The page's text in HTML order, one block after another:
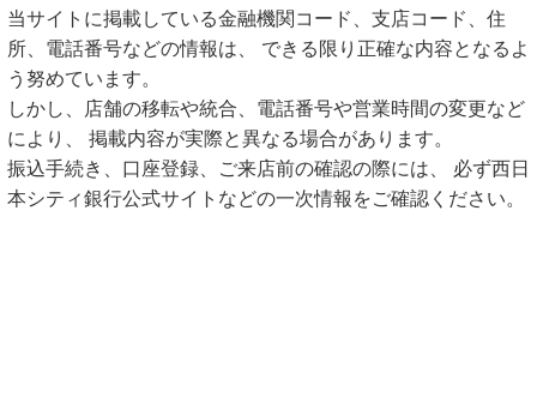
当サイトに掲載している金融機関コード、支店コード、住
所、電話番号などの情報は、 できる限り正確な内容となるよ
う努めています。
しかし、店舗の移転や統合、電話番号や営業時間の変更など
により、 掲載内容が実際と異なる場合があります。
振込手続き、口座登録、ご来店前の確認の際には、 必ず西日
本シティ銀行公式サイトなどの一次情報をご確認ください。